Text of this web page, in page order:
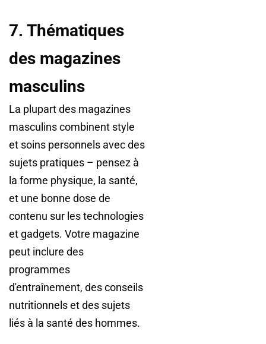
7. Thématiques
des magazines
masculins
La plupart des magazines
masculins combinent style
et soins personnels avec des
sujets pratiques – pensez à
la forme physique, la santé,
et une bonne dose de
contenu sur les technologies
et gadgets. Votre magazine
peut inclure des
programmes
d'entraînement, des conseils
nutritionnels et des sujets
liés à la santé des hommes.